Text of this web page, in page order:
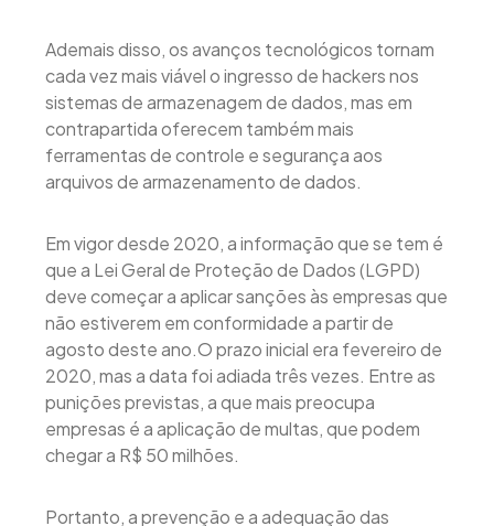
Ademais disso, os avanços tecnológicos tornam
cada vez mais viável o ingresso de hackers nos
sistemas de armazenagem de dados, mas em
contrapartida oferecem também mais
ferramentas de controle e segurança aos
arquivos de armazenamento de dados.
Em vigor desde 2020, a informação que se tem é
que a Lei Geral de Proteção de Dados (LGPD)
deve começar a aplicar sanções às empresas que
não estiverem em conformidade a partir de
agosto deste ano.O prazo inicial era fevereiro de
2020, mas a data foi adiada três vezes. Entre as
punições previstas, a que mais preocupa
empresas é a aplicação de multas, que podem
chegar a R$ 50 milhões.
Portanto, a prevenção e a adequação das